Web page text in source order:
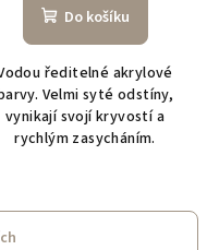
Do košíku
ředitelné akrylové
Velmi syté odstíny,
vynikají svojí kryvostí a
rychlým zasycháním.